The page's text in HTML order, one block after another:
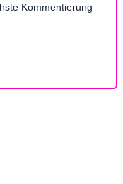
Kommentierung